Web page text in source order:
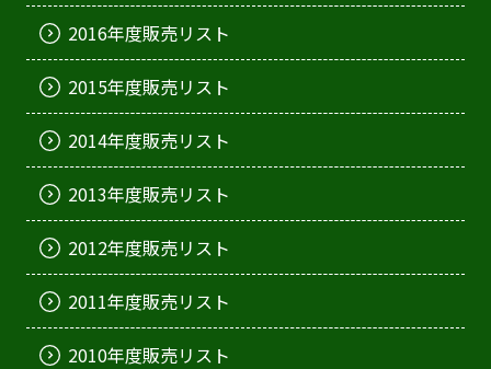
2016年度販売リスト
2015年度販売リスト
2014年度販売リスト
2013年度販売リスト
2012年度販売リスト
2011年度販売リスト
2010年度販売リスト